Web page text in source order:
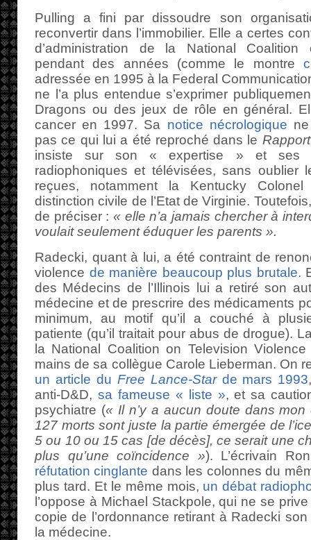
Pulling a fini par dissoudre son
reconvertir dans l’immobilier. Elle a certes
d’administration de la National Coalition
pendant des années (comme le montre
adressée en 1995 à la Federal
ne l’a plus entendue s’exprimer
Dragons ou des jeux de rôle en général.
cancer en 1997. Sa notice nécrologique
pas ce qui lui a été reproché dans le
insiste sur son « expertise » et ses
radiophoniques et télévisées, sans oublier
reçues, notamment la Kentucky
distinction civile de l’Etat de Virginie.
de préciser : « elle n’a jamais chercher à
voulait seulement éduquer les parents ».
Radecki, quant à lui, a été contraint de
violence de manière beaucoup plus brutale.
des Médecins de l’Illinois lui a retiré son
médecine et de prescrire des médicaments
minimum, au motif qu’il a couché à
patiente (qu’il traitait pour abus de drogue).
la National Coalition on Television
mains de sa collègue Carole Lieberman. On
un article du Free Lance-Starde mars 1993
anti-D&D, sa fameuse « liste », et sa
psychiatre (« Il n’y a aucun doute dans
127 morts sont juste la partie émergée de
5 ou 10 ou 15 cas [de décès], ce serait une
plus qu’une coïncidence »). L’écrivain
réfutation cinglante dans les colonnes du
plus tard. Et le même mois, un débat
l’oppose à Michael Stackpole, qui ne se
copie de l’ordonnance retirant à Radecki
la médecine.